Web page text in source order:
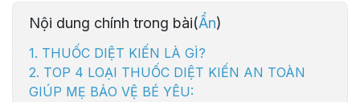
Nội dung chính trong bài(Ẩn)
1. THUỐC DIỆT KIẾN LÀ GÌ?
2. TOP 4 LOẠI THUỐC DIỆT KIẾN AN TOÀN
GIÚP MẸ BẢO VỆ BÉ YÊU: